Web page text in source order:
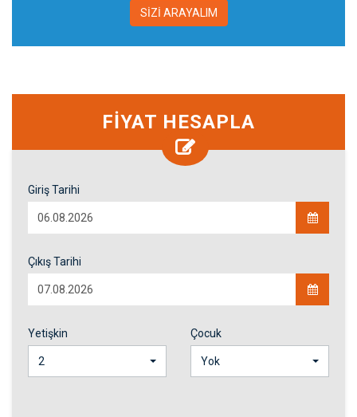
SİZİ ARAYALIM
FİYAT HESAPLA
Giriş Tarihi
Çıkış Tarihi
Yetişkin
2
Çocuk
Yok